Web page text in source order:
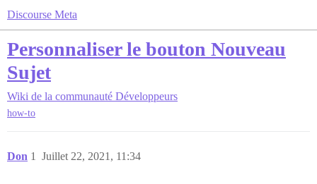
Discourse Meta
Personnaliser le bouton Nouveau
Sujet
Wiki de la communauté Développeurs
how-to
Don Juillet 22, 2021, 11:34
1